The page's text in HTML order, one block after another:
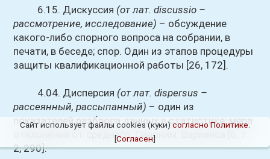
6.15. Дискуссия (от лат. discussio –
рассмотрение, исследование) – обсуждение
какого-либо спорного вопроса на собрании, в
печати, в беседе; спор. Один из этапов процедуры
защиты квалификационной работы [26, 172].
4.04. Дисперсия (от лат. dispersus –
рассеянный, рассыпанный) – один из
показателей разброса данных в статистике; мера
отклонения от среднего. Синоним: Варианса [6, т.
2, 290].
Сайт использует файлы cookies (куки) согласно Политике
[Согласен]